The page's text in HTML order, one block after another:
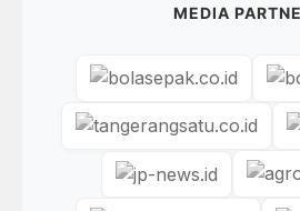
MEDIA